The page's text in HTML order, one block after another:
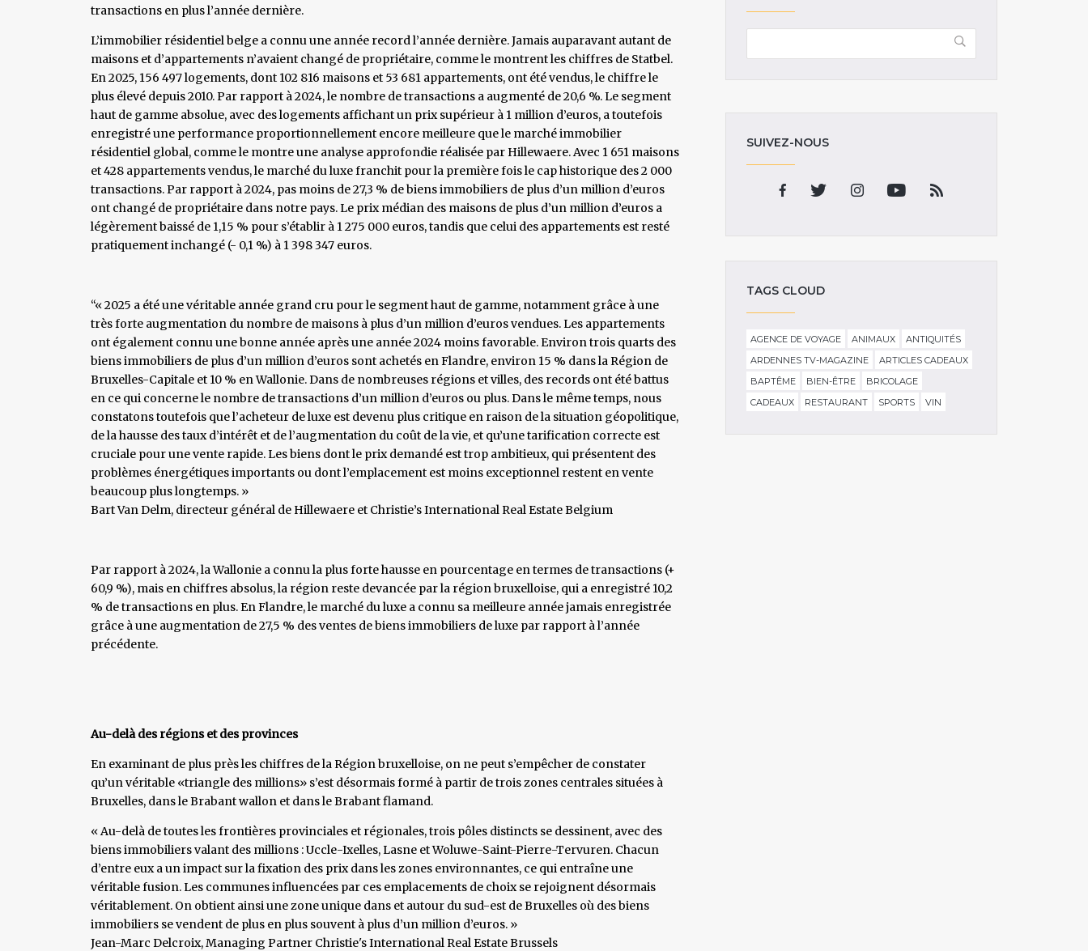
transactions en plus l’année dernière.
L’immobilier résidentiel belge a connu une année record l’année dernière. Jamais auparavant autant de
maisons et d’appartements n’avaient changé de propriétaire, comme le montrent les chiffres de Statbel.
En 2025, 156 497 logements, dont 102 816 maisons et 53 681 appartements, ont été vendus, le chiffre le
plus élevé depuis 2010. Par rapport à 2024, le nombre de transactions a augmenté de 20,6 %. Le segment
haut de gamme absolue, avec des logements affichant un prix supérieur à 1 million d’euros, a toutefois
enregistré une performance proportionnellement encore meilleure que le marché immobilier
résidentiel global, comme le montre une analyse approfondie réalisée par Hillewaere. Avec 1 651 maisons
et 428 appartements vendus, le marché du luxe franchit pour la première fois le cap historique des 2 000
transactions. Par rapport à 2024, pas moins de 27,3 % de biens immobiliers de plus d’un million d’euros
ont changé de propriétaire dans notre pays. Le prix médian des maisons de plus d’un million d’euros a
légèrement baissé de 1,15 % pour s’établir à 1 275 000 euros, tandis que celui des appartements est resté
pratiquement inchangé (- 0,1 %) à 1 398 347 euros.
“« 2025 a été une véritable année grand cru pour le segment haut de gamme, notamment grâce à une
très forte augmentation du nombre de maisons à plus d’un million d’euros vendues. Les appartements
ont également connu une bonne année après une année 2024 moins favorable. Environ trois quarts des
biens immobiliers de plus d’un million d’euros sont achetés en Flandre, environ 15 % dans la Région de
Bruxelles-Capitale et 10 % en Wallonie. Dans de nombreuses régions et villes, des records ont été battus
en ce qui concerne le nombre de transactions d’un million d’euros ou plus. Dans le même temps, nous
constatons toutefois que l’acheteur de luxe est devenu plus critique en raison de la situation géopolitique,
de la hausse des taux d’intérêt et de l’augmentation du coût de la vie, et qu’une tarification correcte est
cruciale pour une vente rapide. Les biens dont le prix demandé est trop ambitieux, qui présentent des
problèmes énergétiques importants ou dont l’emplacement est moins exceptionnel restent en vente
beaucoup plus longtemps. »
​Bart Van Delm, directeur général de Hillewaere et Christie’s International Real Estate Belgium
Par rapport à 2024, la Wallonie a connu la plus forte hausse en pourcentage en termes de transactions (+
60,9 %), mais en chiffres absolus, la région reste devancée par la région bruxelloise, qui a enregistré 10,2
% de transactions en plus. En Flandre, le marché du luxe a connu sa meilleure année jamais enregistrée
grâce à une augmentation de 27,5 % des ventes de biens immobiliers de luxe par rapport à l’année
précédente.
Au-delà des régions et des provinces
En examinant de plus près les chiffres de la Région bruxelloise, on ne peut s’empêcher de constater
qu’un véritable «triangle des millions» s’est désormais formé à partir de trois zones centrales situées à
Bruxelles, dans le Brabant wallon et dans le Brabant flamand.
« Au-delà de toutes les frontières provinciales et régionales, trois pôles distincts se dessinent, avec des
biens immobiliers valant des millions : Uccle-Ixelles, Lasne et Woluwe-Saint-Pierre-Tervuren. Chacun
d’entre eux a un impact sur la fixation des prix dans les zones environnantes, ce qui entraîne une
véritable fusion. Les communes influencées par ces emplacements de choix se rejoignent désormais
véritablement. On obtient ainsi une zone unique dans et autour du sud-est de Bruxelles où des biens
immobiliers se vendent de plus en plus souvent à plus d’un million d’euros. »
​Jean-Marc Delcroix, Managing Partner Christie's International Real Estate Brussels
SUIVEZ-NOUS
TAGS CLOUD
AGENCE DE VOYAGE ANIMAUX
ANTIQUITÉS
ARDENNES TV-MAGAZINE
ARTICLES CADEAUX
BAPTÊME
BIEN-ÊTRE
BRICOLAGE
CADEAUX
RESTAURANT SPORTS VIN